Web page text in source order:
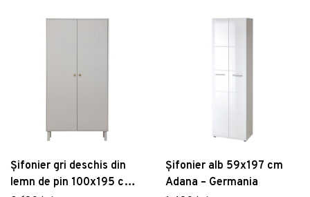
Șifonier gri deschis din
lemn de pin 100x195 cm
Șifonier alb 59x197 cm
Adana – Germania